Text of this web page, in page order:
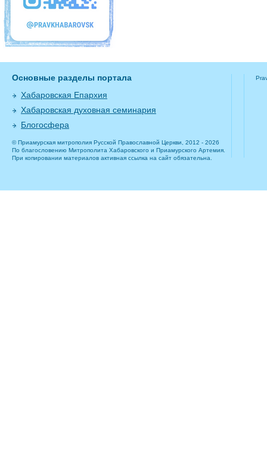
Основные разделы портала
Хабаровская Епархия
Хабаровская духовная семинария
Блогосфера
© Приамурская митрополия Русской Православной Церкви, 2012 - 2026
По благословению Митрополита Хабаровского и Приамурского Артемия.
При копировании материалов активная ссылка на сайт обязательна.